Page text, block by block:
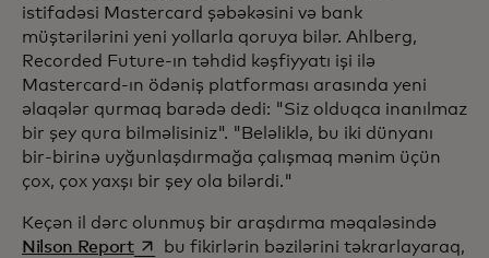
istifadəsi Mastercard şəbəkəsini və bank
müştərilərini yeni yollarla qoruya bilər. Ahlberg,
Recorded Future-ın təhdid kəşfiyyatı işi ilə
Mastercard-ın ödəniş platforması arasında yeni
əlaqələr qurmaq barədə dedi: "Siz olduqca inanılmaz
bir şey qura bilməlisiniz". "Beləliklə, bu iki dünyanı
bir-birinə uyğunlaşdırmağa çalışmaq mənim üçün
çox, çox yaxşı bir şey ola bilərdi."
Keçən il dərc olunmuş bir araşdırma məqaləsində
Nilson Reportopens in a new tab
bu fikirlərin bəzilərini təkrarlayaraq,